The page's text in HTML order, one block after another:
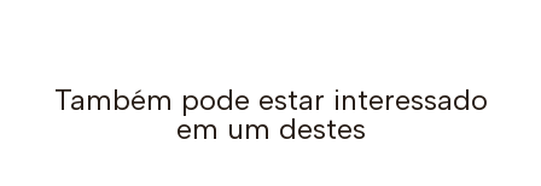
Também pode estar interessado
em um destes